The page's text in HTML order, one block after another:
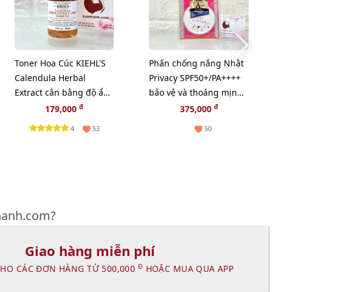
Toner Hoa Cúc KIEHL'S
Calendula Herbal
Extract cân bằng độ ẩm
và sạch sâu - 40ml
179,000đ
4 53
Phấn chống nắng Nhật
Privacy SPF50+/PA++++
bảo vệ và thoáng mịn
đẹp da (New)
375,000 đ
50
Giao hàng miễn phí
CÁC ĐƠN HÀNG TỪ 500,000 Đ HOẶC MUA QUA APP